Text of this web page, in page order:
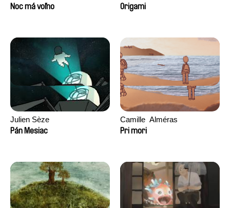
Noc má voľno
Origami
Julien Sèze
Pán Mesiac
Camille​ ​ ​Alméras
Pri mori